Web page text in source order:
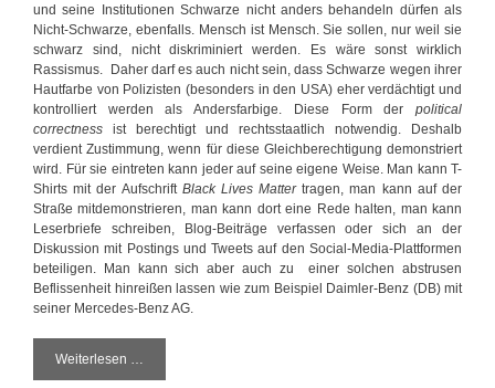
und seine Institutionen Schwarze nicht anders behandeln dürfen als
Nicht-Schwarze, ebenfalls. Mensch ist Mensch. Sie sollen, nur weil sie
schwarz sind, nicht diskriminiert werden. Es wäre sonst wirklich
Rassismus. Daher darf es auch nicht sein, dass Schwarze wegen ihrer
Hautfarbe von Polizisten (besonders in den USA) eher verdächtigt und
kontrolliert werden als Andersfarbige. Diese Form der political
correctness ist berechtigt und rechtsstaatlich notwendig. Deshalb
verdient Zustimmung, wenn für diese Gleichberechtigung demonstriert
wird. Für sie eintreten kann jeder auf seine eigene Weise. Man kann T-
Shirts mit der Aufschrift Black Lives Mattertragen, man kann auf der
Straße mitdemonstrieren, man kann dort eine Rede halten, man kann
Leserbriefe schreiben, Blog-Beiträge verfassen oder sich an der
Diskussion mit Postings und Tweets auf den Social-Media-Plattformen
beteiligen. Man kann sich aber auch zu einer solchen abstrusen
Beflissenheit hinreißen lassen wie zum Beispiel Daimler-Benz (DB) mit
seiner Mercedes-Benz AG.
Weiterlesen …
l